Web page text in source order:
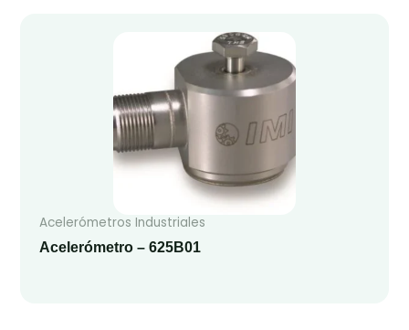
Acelerómetros Industriales
Acelerómetro – 625B01